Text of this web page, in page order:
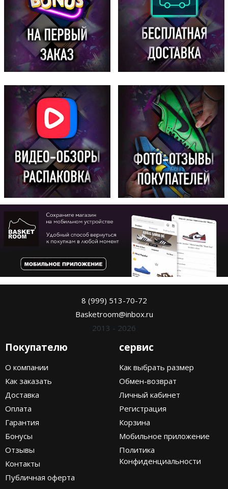
8 (999) 513-70-72
Basketroom@inbox.ru
2013 - 2026
Покупателю
О компании
Как заказать
Доставка
Оплата
Гарантия
Бонусы
Отзывы
Контакты
Публичная оферта
сервис
Как выбрать размер
Обмен-возврат
Личный кабинет
Регистрация
Корзина
Мобильное приложение
Политика
Конфиденциальности